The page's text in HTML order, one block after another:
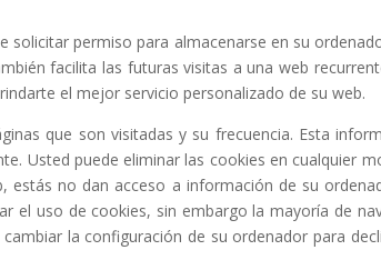
permiso para almacenarse en su
facilita las futuras visitas a una web
el mejor servicio personalizado de su web.
que son visitadas y su frecuencia. Esta
Usted puede eliminar las cookies en cualquier
no dan acceso a información de su
el uso de cookies, sin embargo la mayoría de
la configuración de su ordenador para